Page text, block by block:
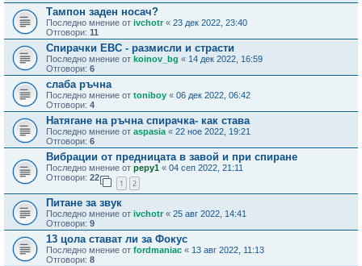
Тампон заден носач?
Последно мнение от ivchotr« 23 дек 2022, 23:40
Отговори: 11
Спирачки EBC - размисли и страсти
Последно мнение от koinov_bg « 14 дек 2022, 16:59
Отговори: 6
слаба ръчна
Последно мнение от toniboy « 06 дек 2022, 06:42
Отговори: 4
Натягане на ръчна спирачка- как става
Последно мнение от aspasia« 22 ное 2022, 19:21
Отговори: 6
Вибрации от предницата в завой и при спиране
Последно мнение от pepy1 « 04 сеп 2022, 21:11
Отговори: 22
1 2
Питане за звук
Последно мнение от ivchotr « 25 авг 2022, 14:41
Отговори: 9
13 цола стават ли за Фокус
Последно мнение от fordmaniac « 13 авг 2022, 11:13
Отговори: 8